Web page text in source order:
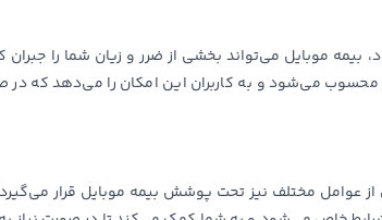
موبایل می‌تواند بخشی از ضرر و زیان شما را
محسوب می‌شود و به کاربران این امکان را می‌دهد که
عوامل مختلف نیز تحت پوشش بیمه موبایل قرار